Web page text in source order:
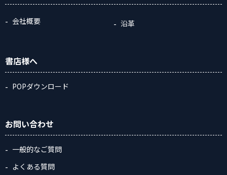
会社概要 沿革
書店様へ
POPダウンロード
お問い合わせ
一般的なご質問
よくある質問